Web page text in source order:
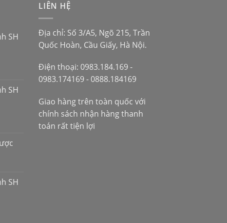
SH
SH
SH
LIÊN HỆ
Địa chỉ: Số 3/A5, Ngõ 215, Trần
Quốc Hoàn, Cầu Giấy, Hà Nội.
Điện thoại: 0983.184.169 -
0983.174169 - 0888.184169
Giao hàng trên toàn quốc với
chính sách nhận hàng thanh
toán rất tiện lợi